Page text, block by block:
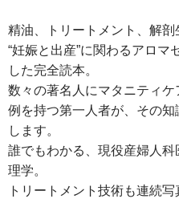
精油、トリートメント、解剖
“妊娠と出産”に関わるアロ
した完全読本。
数々の著名人にマタニティ
例を持つ第一人者が、その
します。
誰でもわかる、現役産婦人
理学。
トリートメント技術も連続